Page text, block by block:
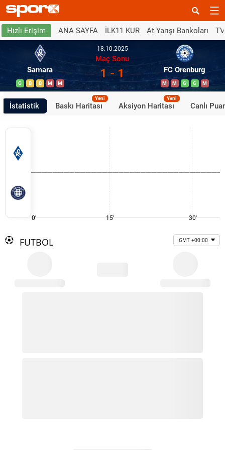
Hızlı Erişim ANA SAYFA İLK11 KUR At Yarışı Bankoları
Samara
G B B M M
18.10.2025
Maç Sonu
1 - 1 FC Orenburg
M M G G M
İstatistik Baskı Haritası
Yeni
Aksiyon Haritası
Yeni
Canlı
0' 15' 30'
FUTBOL GMT +00:00